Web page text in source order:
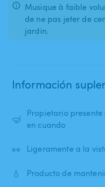
Musique à faible
de ne pas jeter de
jardin.
Información
🤿
Propietario
en cuando
👀 Ligeramente a la
💧 Producto de